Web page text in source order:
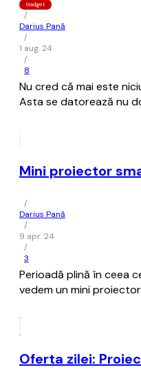
Gadget
/
Darius Pană
/
1 aug. 24
/
8
Nu cred că mai este
Asta se datorează nu
Mini proiector
/
Darius Pană
/
9 apr. 24
/
3
Perioadă plină în ceea
vedem un mini
Oferta zilei: